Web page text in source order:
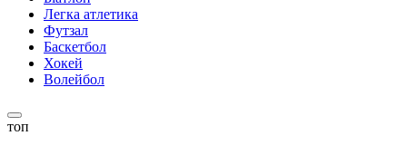
Легка атлетика
Футзал
Баскетбол
Хокей
Волейбол
топ